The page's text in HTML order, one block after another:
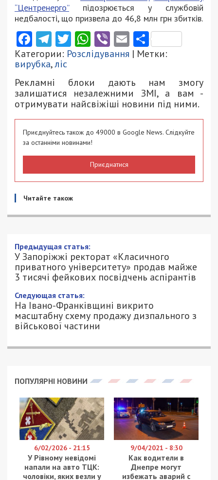
“Центренерго”підозрюється у службовій
недбалості, що призвела до 46,8 млн грн збитків.
Facebook
Telegram
Twitter
WhatsApp
ViberEmail
Категории: Розслідування | Метки:
вирубка,ліс
Рекламні блоки дають нам змогу
залишатися незалежними ЗМІ, а вам -
отримувати найсвіжіші новини під ними.
Приєднуйтесь також до 49000 в Google News. Слідкуйте
за останніми новинами!
Приєднатися
Читайте також
У Запоріжжі ректорат «Класичного
приватного університету» продав
майже 3 тисячі фейкових посвідчень
аспірантів
17/06/2025 - 15:00
АННА БАУМАН - СПЕЦИАЛЬНО ДЛЯ
49000.COM.UA